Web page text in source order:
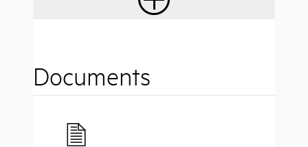
Documents